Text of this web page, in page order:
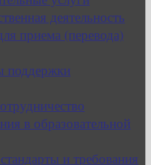
деятельность
приема (перевода)
поддержки
в образовательной
и требования